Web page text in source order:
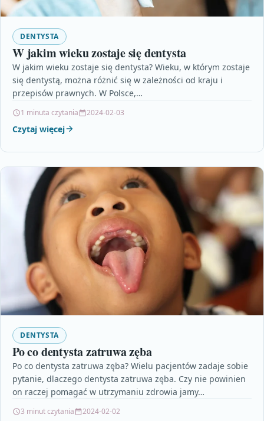
DENTYSTA
W jakim wieku zostaje się dentysta
W jakim wieku zostaje się dentysta? Wieku, w którym zostaje
się dentystą, można różnić się w zależności od kraju i
przepisów prawnych. W Polsce,…
1 minuta czytania 2024-02-03
Czytaj więcej
DENTYSTA
Po co dentysta zatruwa zęba
Po co dentysta zatruwa zęba? Wielu pacjentów zadaje sobie
pytanie, dlaczego dentysta zatruwa zęba. Czy nie powinien
on raczej pomagać w utrzymaniu zdrowia jamy…
3 minut czytania 2024-02-02